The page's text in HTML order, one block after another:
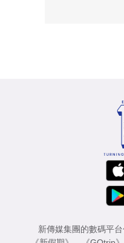
新傳媒集團的數碼平